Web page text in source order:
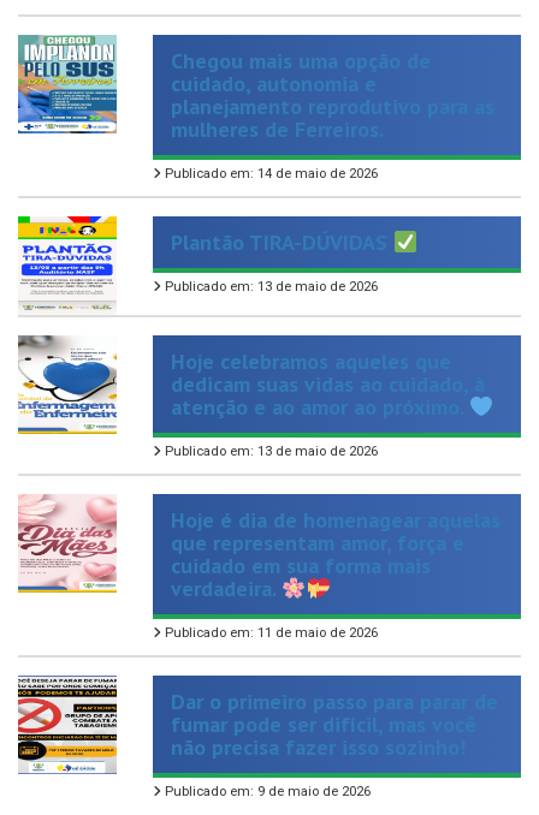
Chegou mais uma opção de
cuidado, autonomia e
planejamento reprodutivo para as
mulheres de Ferreiros.
Publicado em: 14 de maio de 2026
Plantão TIRA-DÚVIDAS
Publicado em: 13 de maio de 2026
Hoje celebramos aqueles que
dedicam suas vidas ao cuidado, à
atenção e ao amor ao próximo.
Publicado em: 13 de maio de 2026
Hoje é dia de homenagear aquelas
que representam amor, força e
cuidado em sua forma mais
verdadeira.
Publicado em: 11 de maio de 2026
Dar o primeiro passo para parar de
fumar pode ser difícil, mas você
não precisa fazer isso sozinho!
Publicado em: 9 de maio de 2026
VER TODAS NOTÍCIAS